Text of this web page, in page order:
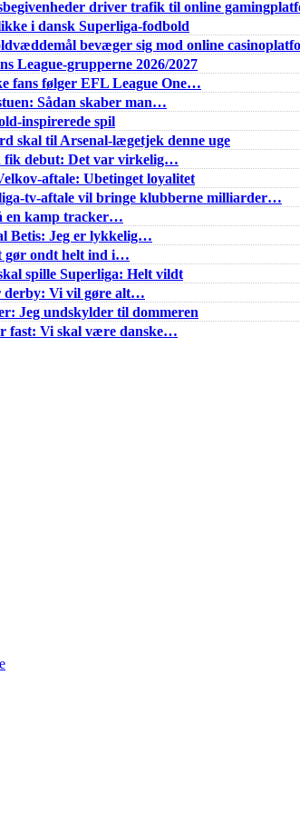
driver trafik til online
i dansk Superliga-fodbold
bevæger sig mod online
League-grupperne 2026/2027
fans følger EFL League One…
Sådan skaber man…
inspirerede spil
skal til Arsenal-lægetjek denne uge
fik debut: Det var virkelig…
aftale: Ubetinget loyalitet
tv-aftale vil bringe klubberne milliarder…
en kamp tracker…
Betis: Jeg er lykkelig…
gør ondt helt ind i…
spille Superliga: Helt vildt
derby: Vi vil gøre alt…
Jeg undskylder til dommeren
fast: Vi skal være danske…